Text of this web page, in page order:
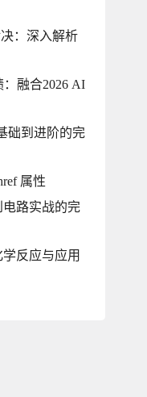
决：深入解析
融合2026 AI
础到进阶的完
属性
路实战的完
反应与应用